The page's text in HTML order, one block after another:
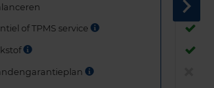
of TPMS service